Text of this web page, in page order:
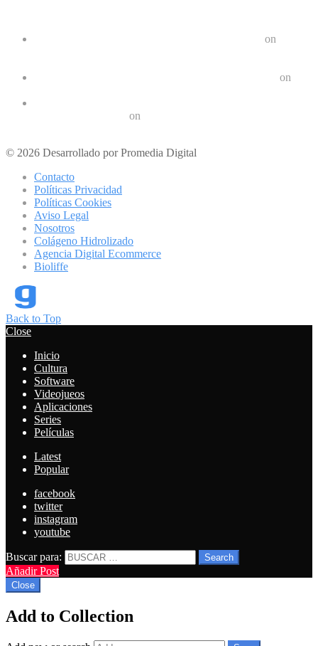
on
on
on
© 2026 Desarrollado por Promedia Digital
Contacto
Políticas Privacidad
Políticas Cookies
Aviso Legal
Nosotros
Colágeno Hidrolizado
Agencia Digital Ecommerce
Bioliffe
Back to Top
Close
Inicio
Cultura
Software
Videojueos
Aplicaciones
Series
Películas
Latest
Popular
facebook
twitter
instagram
youtube
Buscar para: Search
Añadir Post
Close
Add to Collection